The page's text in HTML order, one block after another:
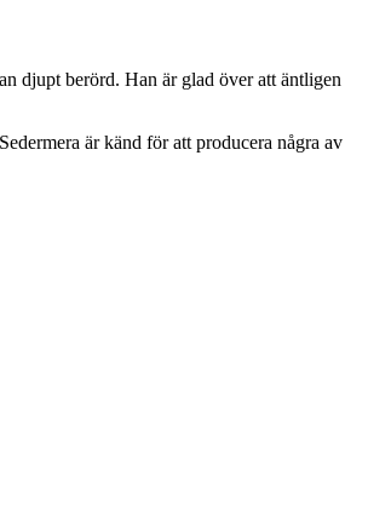
djupt berörd. Han är glad över att äntligen
är känd för att producera några av